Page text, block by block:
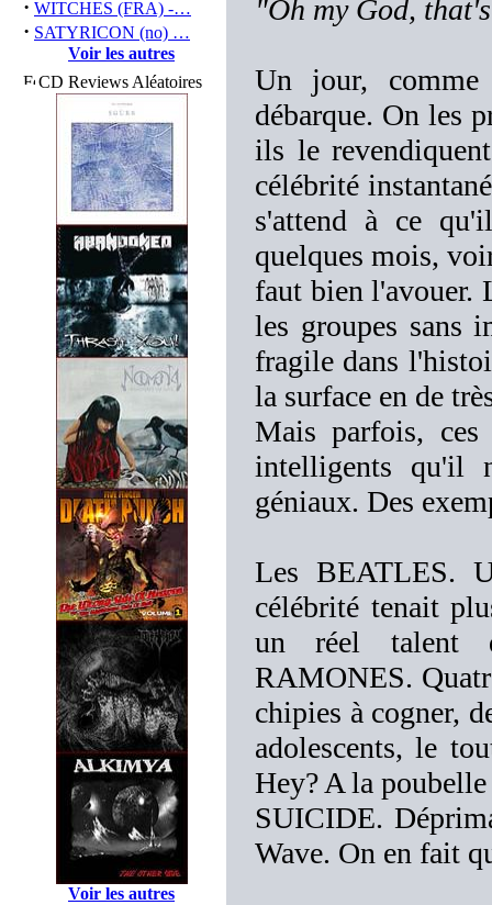
· WITCHES (FRA) -…
· SATYRICON (no) …
Voir les autres
CD Reviews Aléatoires
Voir les autres
"Oh my God,
Un jour, comme
débarque. On les
ils le
célébrité
s'attend à ce
quelques mois,
faut bien l'avouer.
les groupes sans
fragile dans
la surface en de
Mais parfois, ces
intelligents qu'il
géniaux. Des
Les BEATLES.
célébrité tenait
un réel talent
RAMONES.
chipies à cogner,
adolescents, le
Hey? A la
SUICIDE.
Wave. On en fait